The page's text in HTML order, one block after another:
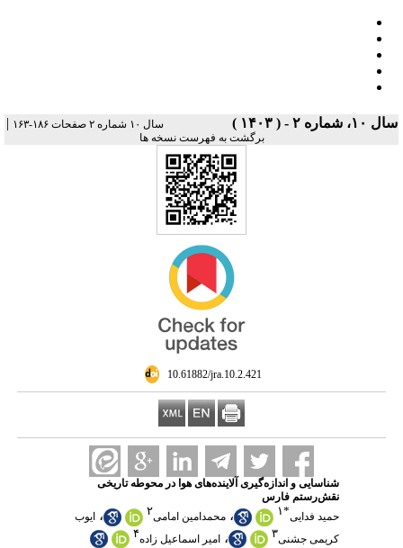
سال ۱۰، شماره ۲ - ( ۱۴۰۳ ) سال ۱۰ شماره ۲ صفحات ۱۸۶-۱۶۳ |
برگشت به فهرست نسخه ها
‎ 10.61882/jra.10.2.421
شناسایی و اندازه‌گیری آلاینده‌های هوا در محوطه تاریخی
نقش‌رستم فارس
حمید فدایی*۱ ، محمدامین امامی۲ ، ایوب
کریمی جشنی۳ ، امیر اسماعیل زاده۴